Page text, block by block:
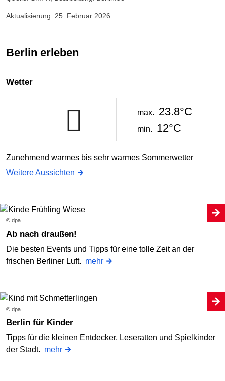
Aktualisierung: 25. Februar 2026
Berlin erleben
Wetter
max. 23.8°C
min. 12°C
Zunehmend warmes bis sehr warmes Sommerwetter
Weitere Aussichten
© dpa
Ab nach draußen!
Die besten Events und Tipps für eine tolle Zeit an der
frischen Berliner Luft. mehr
© dpa
Berlin für Kinder
Tipps für die kleinen Entdecker, Leseratten und Spielkinder
der Stadt. mehr